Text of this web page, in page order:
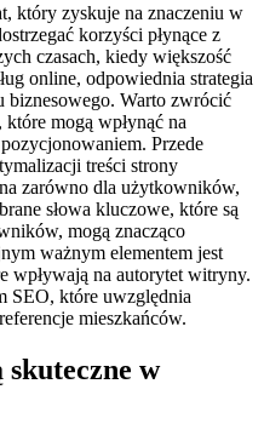
który zyskuje na znaczeniu w
korzyści płynące z
czasach, kiedy większość
online, odpowiednia strategia
biznesowego. Warto zwrócić
mogą wpłynąć na
Przede
treści strony
zarówno dla użytkowników,
słowa kluczowe, które są
mogą znacząco
ważnym elementem jest
wpływają na autorytet witryny.
SEO, które uwzględnia
mieszkańców.
w